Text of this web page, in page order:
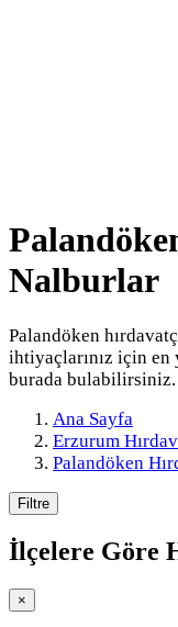
Nalburlar
Palandöken
ihtiyaçlarınız için en
burada bulabilirsiniz.
Ana Sayfa
Erzurum
Palandöken
Filtre
İlçelere Göre
×